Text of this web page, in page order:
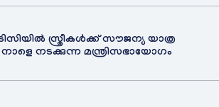
സ്ത്രീകൾക്ക് സൗജന്യ യാത്ര
നടക്കുന്ന മന്ത്രിസഭായോഗം